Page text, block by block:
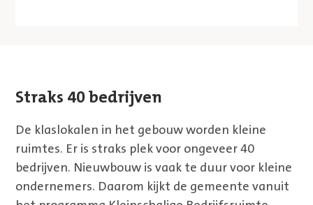
Straks 40 bedrijven
De klaslokalen in het gebouw worden kleine
ruimtes. Er is straks plek voor ongeveer 40
bedrijven. Nieuwbouw is vaak te duur voor kleine
ondernemers. Daarom kijkt de gemeente vanuit